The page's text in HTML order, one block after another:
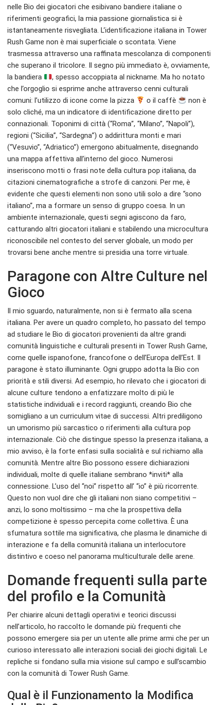
nelle Bio dei giocatori che esibivano bandiere italiane o
riferimenti geografici, la mia passione giornalistica si è
istantaneamente risvegliata. L’identificazione italiana in Tower
Rush Game non è mai superficiale o scontata. Viene
trasmessa attraverso una raffinata mescolanza di componenti
che superano il tricolore. Il segno più immediato è, ovviamente,
la bandiera
, spesso accoppiata al nickname. Ma ho notato
che l’orgoglio si esprime anche attraverso cenni culturali
comuni: l’utilizzo di icone come la pizza
o il caffè
non è
solo cliché, ma un indicatore di identificazione diretto per
connazionali. Toponimi di città (“Roma”, “Milano”, “Napoli”),
regioni (“Sicilia”, “Sardegna”) o addirittura monti e mari
(“Vesuvio”, “Adriatico”) emergono abitualmente, disegnando
una mappa affettiva all’interno del gioco. Numerosi
inseriscono motti o frasi note della cultura pop italiana, da
citazioni cinematografiche a strofe di canzoni. Per me, è
evidente che questi elementi non sono utili solo a dire “sono
italiano”, ma a formare un senso di gruppo coesa. In un
ambiente internazionale, questi segni agiscono da faro,
catturando altri giocatori italiani e stabilendo una microcultura
riconoscibile nel contesto del server globale, un modo per
trovarsi bene anche mentre si presidia una torre virtuale.
Paragone con Altre Culture nel
Gioco
Il mio sguardo, naturalmente, non si è fermato alla scena
italiana. Per avere un quadro completo, ho passato del tempo
ad studiare le Bio di giocatori provenienti da altre grandi
comunità linguistiche e culturali presenti in Tower Rush Game,
come quelle ispanofone, francofone o dell’Europa dell’Est. Il
paragone è stato illuminante. Ogni gruppo adotta la Bio con
priorità e stili diversi. Ad esempio, ho rilevato che i giocatori di
alcune culture tendono a enfatizzare molto di più le
statistiche individuali e i record raggiunti, creando Bio che
somigliano a un curriculum vitae di successi. Altri prediligono
un umorismo più sarcastico o riferimenti alla cultura pop
internazionale. Ciò che distingue spesso la presenza italiana, a
mio avviso, è la forte enfasi sulla socialità e sul richiamo alla
comunità. Mentre altre Bio possono essere dichiarazioni
individuali, molte di quelle italiane sembrano *inviti* alla
connessione. L’uso del “noi” rispetto all’ “io” è più ricorrente.
Questo non vuol dire che gli italiani non siano competitivi –
anzi, lo sono moltissimo – ma che la prospettiva della
competizione è spesso percepita come collettiva. È una
sfumatura sottile ma significativa, che plasma le dinamiche di
interazione e fa della comunità italiana un interlocutore
distintivo e coeso nel panorama multiculturale delle arene.
Domande frequenti sulla parte
del profilo e la Comunità
Per chiarire alcuni dettagli operativi e teorici discussi
nell’articolo, ho raccolto le domande più frequenti che
possono emergere sia per un utente alle prime armi che per un
curioso interessato alle interazioni sociali dei giochi digitali. Le
repliche si fondano sulla mia visione sul campo e sull’scambio
con la comunità di Tower Rush Game.
Qual è il Funzionamento la Modifica